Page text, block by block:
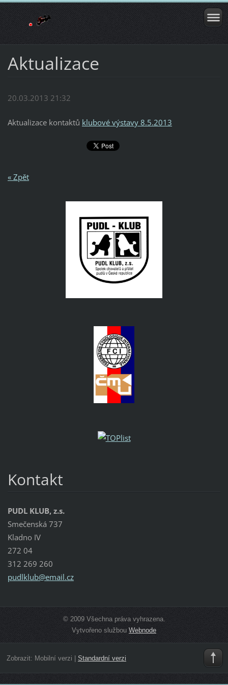
Aktualizace
20.03.2013 21:32
Aktualizace kontaktů klubové výstavy 8.5.2013
« Zpět
Kontakt
PUDL KLUB, z.s.
Smečenská 737
Kladno IV
272 04
312 269 260
pudlklub@email.cz
© 2009 Všechna práva vyhrazena.
Vytvořeno službou Webnode
Zobrazit: Mobilní verzi Standardní verzi